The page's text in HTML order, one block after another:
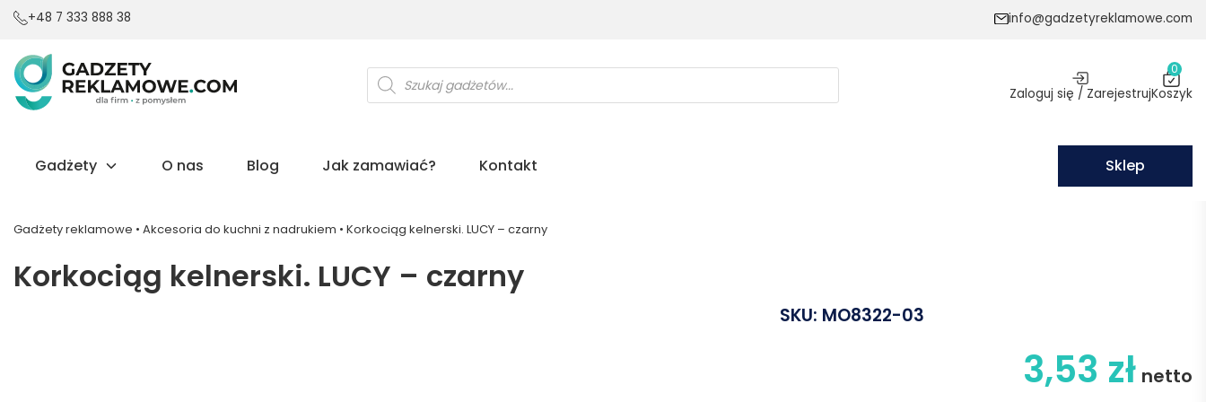
+48 7 333 888 38 info@gadzetyreklamowe.com
Wyszukiwarka
produktów Zaloguj się / Zarejestruj
0
Koszyk
Gadżety O nas Blog Jak zamawiać? Kontakt Sklep
Gadżety reklamowe • Akcesoria do kuchni z nadrukiem • Korkociąg kelnerski. LUCY – czarny
Korkociąg kelnerski. LUCY – czarny
SKU: MO8322-03
3,53 zł netto